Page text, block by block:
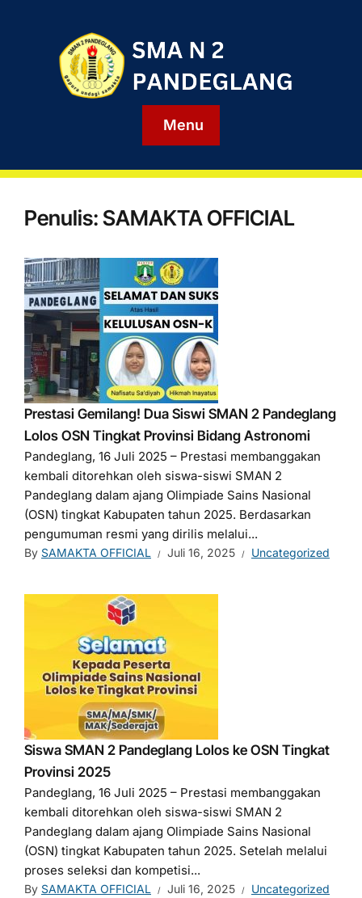
Menu
Penulis:SAMAKTA OFFICIAL
Prestasi Gemilang! Dua Siswi SMAN 2 Pandeglang
Lolos OSN Tingkat Provinsi Bidang Astronomi
Pandeglang, 16 Juli 2025 – Prestasi membanggakan
kembali ditorehkan oleh siswa-siswi SMAN 2
Pandeglang dalam ajang Olimpiade Sains Nasional
(OSN) tingkat Kabupaten tahun 2025. Berdasarkan
pengumuman resmi yang dirilis melalui...
By SAMAKTA OFFICIAL Juli 16, 2025 Uncategorized
Siswa SMAN 2 Pandeglang Lolos ke OSN Tingkat
Provinsi 2025
Pandeglang, 16 Juli 2025 – Prestasi membanggakan
kembali ditorehkan oleh siswa-siswi SMAN 2
Pandeglang dalam ajang Olimpiade Sains Nasional
(OSN) tingkat Kabupaten tahun 2025. Setelah melalui
proses seleksi dan kompetisi...
By SAMAKTA OFFICIAL Juli 16, 2025 Uncategorized